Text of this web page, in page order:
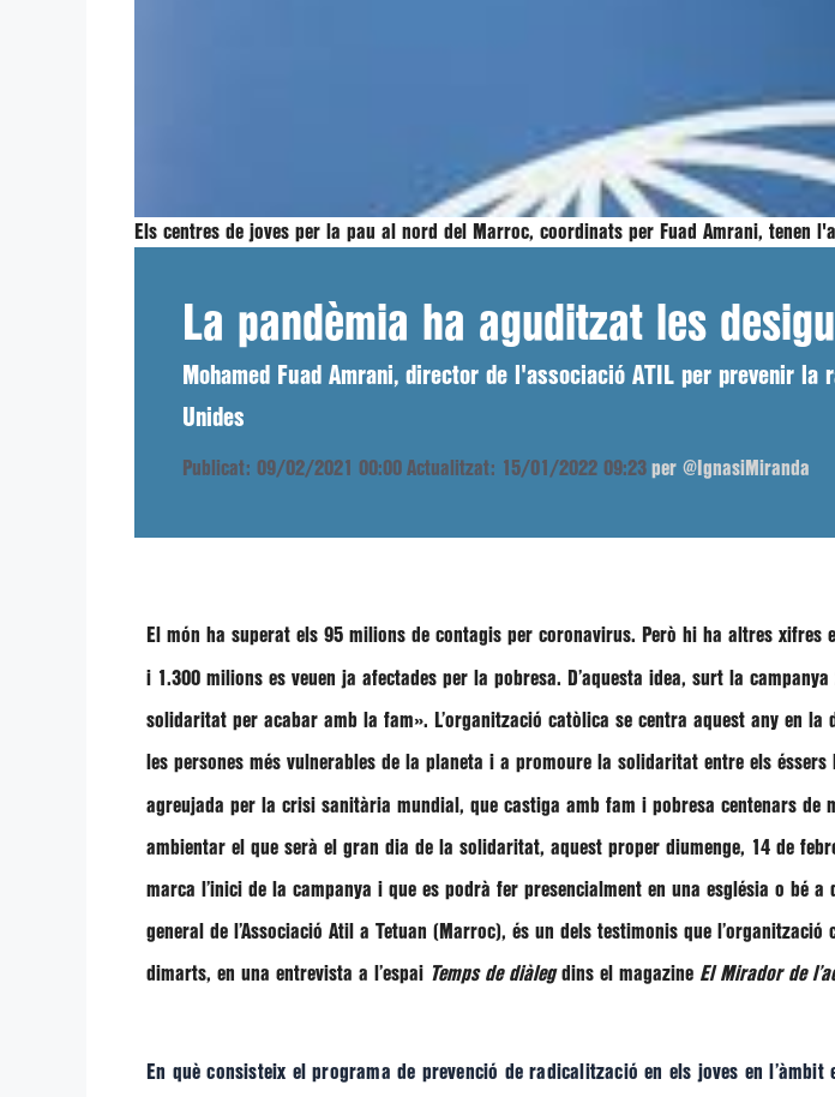
Els centres de joves per la pau al nord del Marroc, coordinats per Fuad Amrani, tenen
La pandèmia ha aguditzat les
Mohamed Fuad Amrani, director de l'associació ATIL per prevenir
Unides
Publicat: 09/02/2021 00:00 Actualitzat: 15/01/2022 09:23 per @IgnasiMiranda
El món ha superat els 95 milions de contagis per coronavirus. Però hi ha altres
i 1.300 milions es veuen ja afectades per la pobresa. D’aquesta idea, surt la campanya
solidaritat per acabar amb la fam». L’organització catòlica se centra aquest any en la
les persones més vulnerables de la planeta i a promoure la solidaritat entre els
agreujada per la crisi sanitària mundial, que castiga amb fam i pobresa centenars de
ambientar el que serà el gran dia de la solidaritat, aquest proper diumenge, 14 de
marca l’inici de la campanya i que es podrà fer presencialment en una església o bé
general de l’Associació Atil a Tetuan (Marroc), és un dels testimonis que
dimarts, en una entrevista a l’espai Temps de diàleg dins el magazine El Mirador de
En què consisteix el programa de prevenció de radicalització en els joves en l’àmbit